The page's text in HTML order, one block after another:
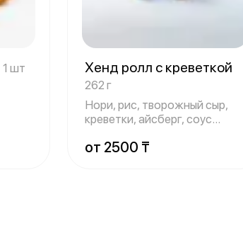
1 шт
Хенд ролл с креветкой
262 г
Нори, рис, творожный сыр,
креветки, айсберг, соус
от 2500 ₸